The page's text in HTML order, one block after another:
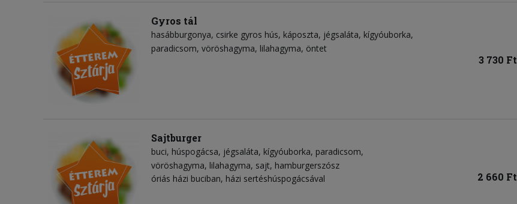
Gyros tál
hasábburgonya csirke gyros hús káposzta jégsaláta kígyóuborka
paradicsom vöröshagyma lilahagyma öntet
3 730 Ft
Sajtburger
buci húspogácsa jégsaláta kígyóuborka paradicsom
vöröshagyma lilahagyma sajt hamburgerszósz
óriás házi buciban, házi sertéshúspogácsával
2 660 Ft